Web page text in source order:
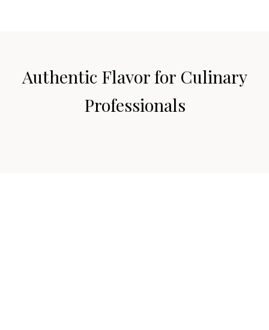
Authentic Flavor for Culinary
Professionals